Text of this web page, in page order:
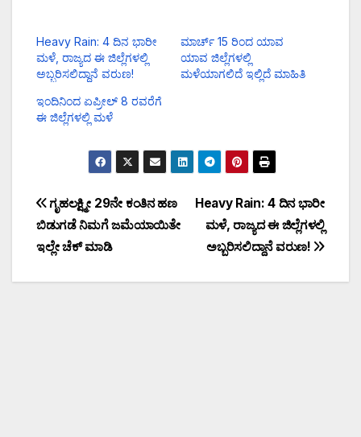
Heavy Rain: 4 ದಿನ ಭಾರೀ
ಮಳೆ, ರಾಜ್ಯದ ಈ ಜಿಲ್ಲೆಗಳಲ್ಲಿ
ಅಬ್ಬರಿಸಲಿದ್ದಾನೆ ವರುಣ!
ಮಾರ್ಚ್ 15 ರಿಂದ ಯಾವ
ಯಾವ ಜಿಲ್ಲೆಗಳಲ್ಲಿ
ಮಳೆಯಾಗಲಿದೆ ಇಲ್ಲಿದೆ ಮಾಹಿತಿ
ಇಂದಿನಿಂದ ಏಪ್ರೀಲ್ 8 ರವರೆಗೆ
ಈ ಜಿಲ್ಲೆಗಳಲ್ಲಿ ಮಳೆ
Heavy Rain: 4 ದಿನ ಭಾರೀ
ಮಳೆ, ರಾಜ್ಯದ ಈ ಜಿಲ್ಲೆಗಳಲ್ಲಿ
ಅಬ್ಬರಿಸಲಿದ್ದಾನೆ ವರುಣ!
ಗೃಹಲಕ್ಷ್ಮೀ 29ನೇ ಕಂತಿನ ಹಣ
ಬಿಡುಗಡೆ ನಿಮಗೆ ಜಮೆಯಾಯಿತೇ
ಇಲ್ಲೇ ಚೆಕ್ ಮಾಡಿ